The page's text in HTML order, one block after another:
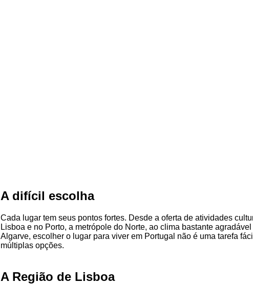
A difícil escolha
Cada lugar tem seus pontos fortes. Desde a oferta de atividades
Lisboa e no Porto, a metrópole do Norte, ao clima bastante
Algarve, escolher o lugar para viver em Portugal não é uma tarefa
múltiplas opções.
A Região de Lisboa